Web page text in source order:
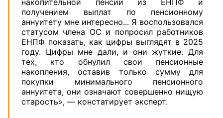
накопительной пенсии из ЕНПФ и
получением выплат по пенсионному
аннуитету мне интересно... Я воспользовался
статусом члена ОС и попросил работников
ЕНПФ показать, как цифры выглядят в 2025
году. Цифры мне дали, и они жуткие. Для
тех, кто обнулил свои пенсионные
накопления, оставив только сумму для
покупки минимального пенсионного
аннуитета, они означают совершенно нищую
старость», — констатирует эксперт.